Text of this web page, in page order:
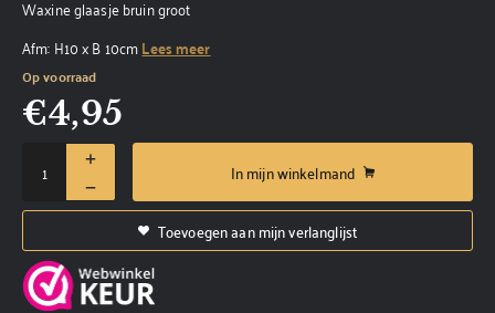
Waxine glaasje bruin groot
Afm: H10 x B 10cmLees meer
Op voorraad
€4,95
In mijn winkelmand
Toevoegen aan mijn verlanglijst